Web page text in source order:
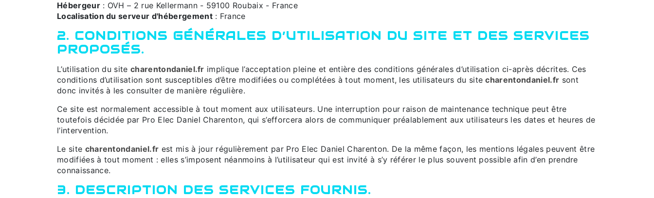
Hébergeur: OVH – 2 rue Kellermann - 59100 Roubaix - France
Localisation du serveur d'hébergement: France
2. CONDITIONS GÉNÉRALES D’UTILISATION DU SITE ET DES SERVICES
PROPOSÉS.
L’utilisation du sitecharentondaniel.fr implique l’acceptation pleine et entière des conditions générales d’utilisation ci-après décrites. Ces
conditions d’utilisation sont susceptibles d’être modifiées ou complétées à tout moment, les utilisateurs du sitecharentondaniel.fr sont
donc invités à les consulter de manière régulière.
Ce site est normalement accessible à tout moment aux utilisateurs. Une interruption pour raison de maintenance technique peut être
toutefois décidée par Pro Elec Daniel Charenton, qui s’efforcera alors de communiquer préalablement aux utilisateurs les dates et heures de
l’intervention.
Le site charentondaniel.fr est mis à jour régulièrement par Pro Elec Daniel Charenton. De la même façon, les mentions légales peuvent être
modifiées à tout moment : elles s’imposent néanmoins à l’utilisateur qui est invité à s’y référer le plus souvent possible afin d’en prendre
connaissance.
3. DESCRIPTION DES SERVICES FOURNIS.